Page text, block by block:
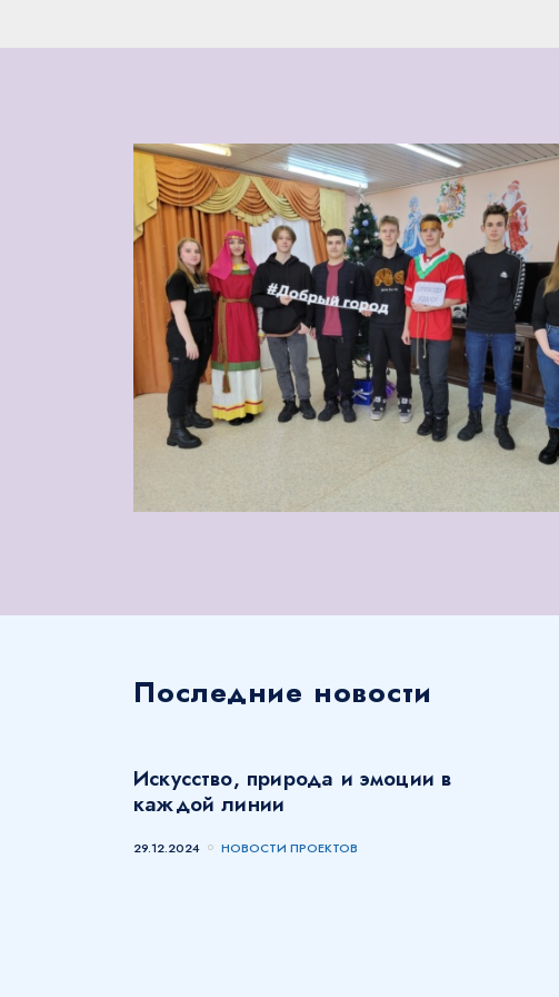
Последние новости
Искусство, природа и эмоции в
каждой линии
29.12.2024 НОВОСТИ ПРОЕКТОВ